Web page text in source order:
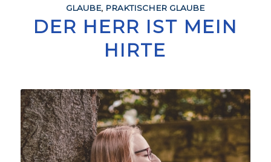
GLAUBE, PRAKTISCHER GLAUBE
DER HERR IST MEIN
HIRTE